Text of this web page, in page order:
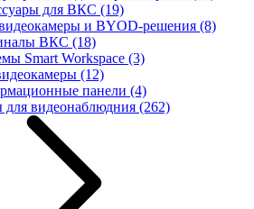
для ВКС (19)
и BYOD-решения (8)
ВКС (18)
Smart Workspace (3)
(12)
панели (4)
для видеонаблюдния (262)